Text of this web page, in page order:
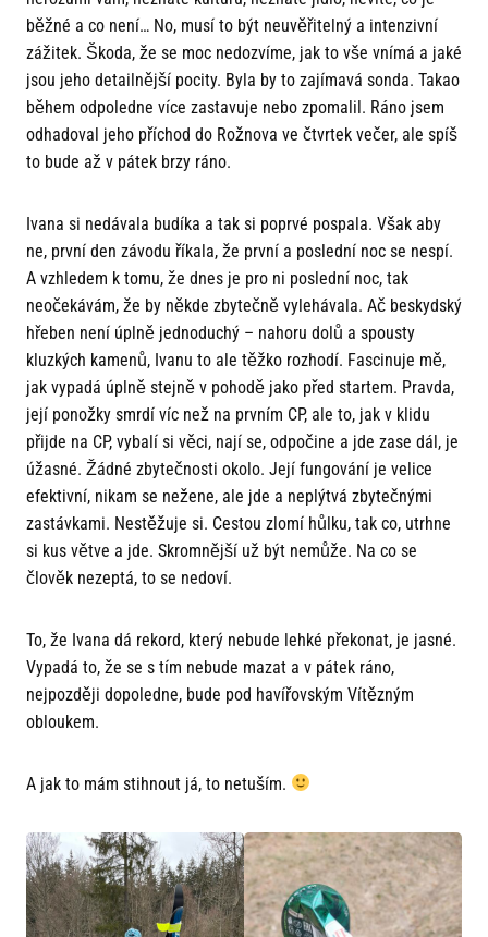
běžné a co není… No, musí to být neuvěřitelný a intenzivní
zážitek. Škoda, že se moc nedozvíme, jak to vše vnímá a jaké
jsou jeho detailnější pocity. Byla by to zajímavá sonda. Takao
během odpoledne více zastavuje nebo zpomalil. Ráno jsem
odhadoval jeho příchod do Rožnova ve čtvrtek večer, ale spíš
to bude až v pátek brzy ráno.
Ivana si nedávala budíka a tak si poprvé pospala. Však aby
ne, první den závodu říkala, že první a poslední noc se nespí.
A vzhledem k tomu, že dnes je pro ni poslední noc, tak
neočekávám, že by někde zbytečně vylehávala. Ač beskydský
hřeben není úplně jednoduchý – nahoru dolů a spousty
kluzkých kamenů, Ivanu to ale těžko rozhodí. Fascinuje mě,
jak vypadá úplně stejně v pohodě jako před startem. Pravda,
její ponožky smrdí víc než na prvním CP, ale to, jak v klidu
přijde na CP, vybalí si věci, nají se, odpočine a jde zase dál, je
úžasné. Žádné zbytečnosti okolo. Její fungování je velice
efektivní, nikam se nežene, ale jde a neplýtvá zbytečnými
zastávkami. Nestěžuje si. Cestou zlomí hůlku, tak co, utrhne
si kus větve a jde. Skromnější už být nemůže. Na co se
člověk nezeptá, to se nedoví.
To, že Ivana dá rekord, který nebude lehké překonat, je jasné.
Vypadá to, že se s tím nebude mazat a v pátek ráno,
nejpozději dopoledne, bude pod havířovským Vítězným
obloukem.
A jak to mám stihnout já, to netuším.